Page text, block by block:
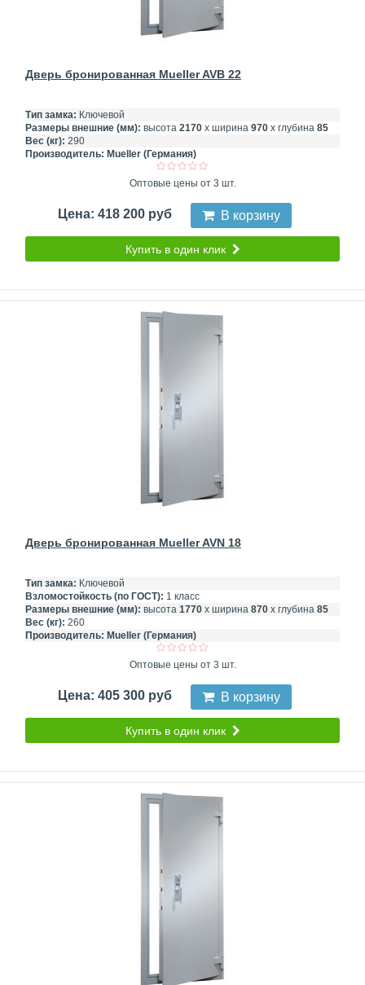
Дверь бронированная Mueller AVB 22
Тип замка: Ключевой
Размеры внешние (мм): высота 2170 х ширина 970 х глубина 85
Вес (кг): 290
Производитель: Mueller (Германия)
Оптовые цены от 3 шт.
Цена: 418 200 руб В корзину
Купить в один клик
Дверь бронированная Mueller AVN 18
Тип замка: Ключевой
Взломостойкость (по ГОСТ): 1 класс
Размеры внешние (мм): высота 1770 х ширина 870 х глубина 85
Вес (кг): 260
Производитель: Mueller (Германия)
Оптовые цены от 3 шт.
Цена: 405 300 руб В корзину
Купить в один клик